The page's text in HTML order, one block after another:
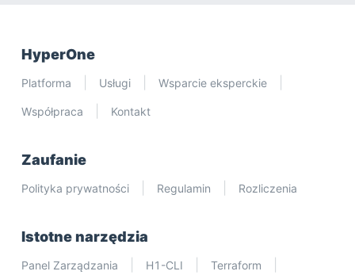
HyperOne
Platforma Usługi Wsparcie eksperckie
Współpraca Kontakt
Zaufanie
Polityka prywatności Regulamin Rozliczenia
Istotne narzędzia
Panel Zarządzania H1-CLI Terraform